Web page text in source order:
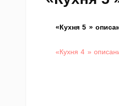
«Кухня 5 »
«Кухня 4 »